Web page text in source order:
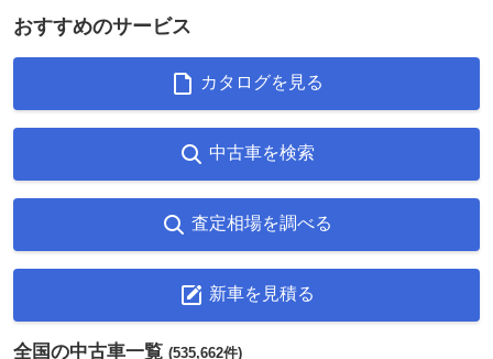
おすすめのサービス
カタログを見る
中古車を検索
査定相場を調べる
新車を見積る
全国の中古車一覧 (535,662件)